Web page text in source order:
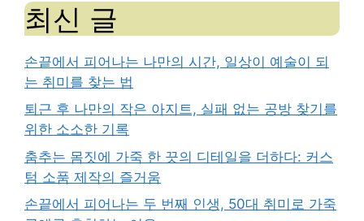
최신 글
손끝에서 피어나는 나만의 시간, 일상이 예술이 되
는 취미를 찾는 법
퇴근 후 나만의 작은 아지트, 실패 없는 공방 찾기를
위한 소소한 기록
춤추는 몸짓에 가죽 한 끗의 디테일을 더하다: 커스
텀 소품 제작의 즐거움
손끝에서 피어나는 두 번째 인생, 50대 취미로 가죽